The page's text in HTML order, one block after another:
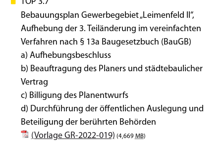
Bebauungsplan Gewerbegebiet „Leimenfeld II“,
Aufhebung der 3. Teiländerung im vereinfachten
Verfahren nach § 13a Baugesetzbuch (BauGB)
a) Aufhebungsbeschluss
b) Beauftragung des Planers und städtebaulicher
Vertrag
c) Billigung des Planentwurfs
d) Durchführung der öffentlichen Auslegung und
Beteiligung der berührten Behörden
(Vorlage GR-2022-019) (4,669 MB)